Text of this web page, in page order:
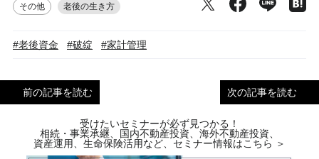
その他 老後の生き方
#老後資金 #破綻 #家計管理
前の記事を読む 次の記事を読む
受けたいセミナーが必ず見つかる！
相続・事業承継、国内不動産投資、海外不動産投資、
資産運用、生命保険活用など、セミナー情報はこちら ＞